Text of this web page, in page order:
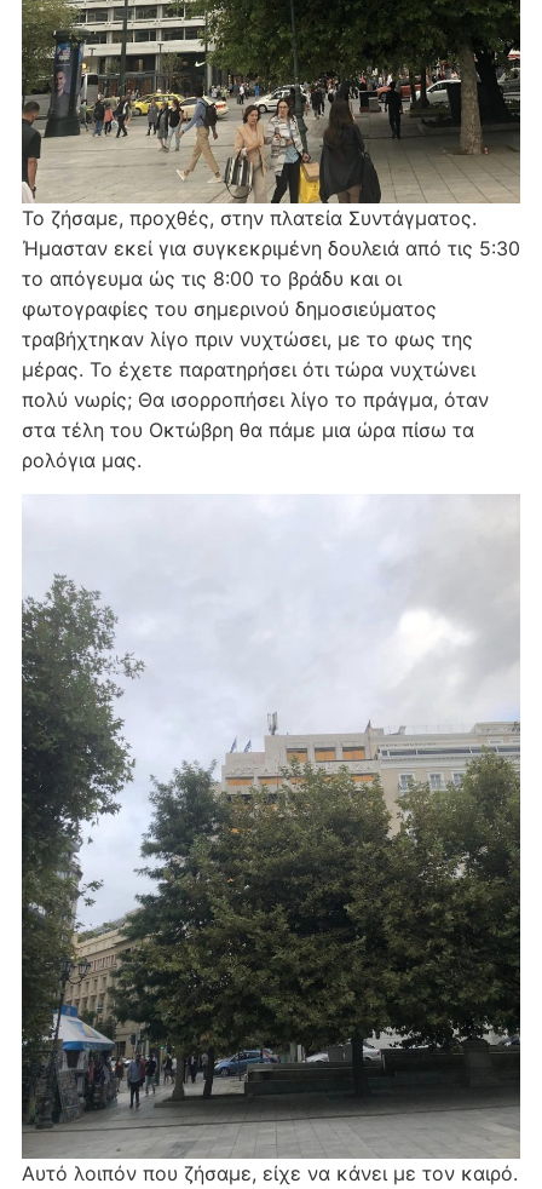
Το ζήσαμε, προχθές, στην πλατεία Συντάγματος.
Ήμασταν εκεί για συγκεκριμένη δουλειά από τις 5:30
το απόγευμα ώς τις 8:00 το βράδυ και οι
φωτογραφίες του σημερινού δημοσιεύματος
τραβήχτηκαν λίγο πριν νυχτώσει, με το φως της
μέρας. Το έχετε παρατηρήσει ότι τώρα νυχτώνει
πολύ νωρίς; Θα ισορροπήσει λίγο το πράγμα, όταν
στα τέλη του Οκτώβρη θα πάμε μια ώρα πίσω τα
ρολόγια μας.
Αυτό λοιπόν που ζήσαμε, είχε να κάνει με τον καιρό.